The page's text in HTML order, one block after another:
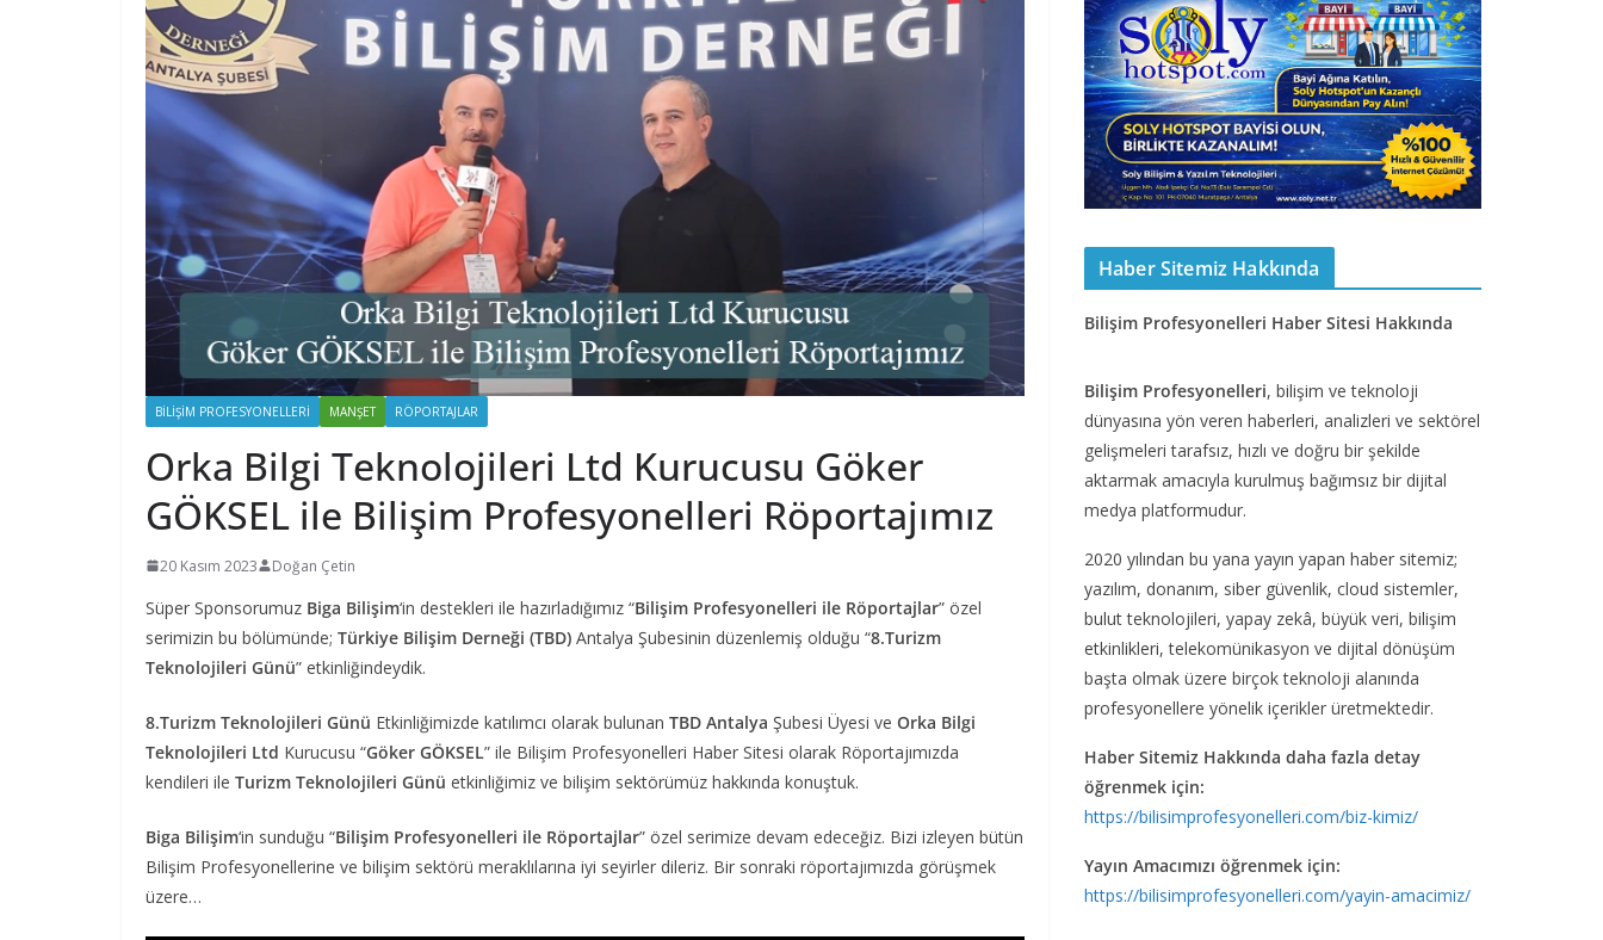
BILIŞIM PROFESYONELLERI MANŞET RÖPORTAJLAR
Orka Bilgi Teknolojileri Ltd Kurucusu Göker
GÖKSEL ile Bilişim Profesyonelleri Röportajımız
20 Kasım 2023 Doğan Çetin
Süper Sponsorumuz Biga Bilişim‘in destekleri ile hazırladığımız “Bilişim Profesyonelleri ile Röportajlar” özel
serimizin bu bölümünde; Türkiye Bilişim Derneği (TBD) Antalya Şubesinin düzenlemiş olduğu “8.Turizm
Teknolojileri Günü” etkinliğindeydik.
8.Turizm Teknolojileri Günü Etkinliğimizde katılımcı olarak bulunan TBD Antalya Şubesi Üyesi ve Orka Bilgi
Teknolojileri Ltd Kurucusu “Göker GÖKSEL” ile Bilişim Profesyonelleri Haber Sitesi olarak Röportajımızda
kendileri ile Turizm Teknolojileri Günü etkinliğimiz ve bilişim sektörümüz hakkında konuştuk.
Biga Bilişim‘in sunduğu “Bilişim Profesyonelleri ile Röportajlar” özel serimize devam edeceğiz. Bizi izleyen bütün
Bilişim Profesyonellerine ve bilişim sektörü meraklılarına iyi seyirler dileriz. Bir sonraki röportajımızda görüşmek
üzere…
Haber Sitemiz Hakkında
Bilişim Profesyonelleri Haber Sitesi Hakkında
Bilişim Profesyonelleri, bilişim ve teknoloji
dünyasına yön veren haberleri, analizleri ve sektörel
gelişmeleri tarafsız, hızlı ve doğru bir şekilde
aktarmak amacıyla kurulmuş bağımsız bir dijital
medya platformudur.
2020 yılından bu yana yayın yapan haber sitemiz;
yazılım, donanım, siber güvenlik, cloud sistemler,
bulut teknolojileri, yapay zekâ, büyük veri, bilişim
etkinlikleri, telekomünikasyon ve dijital dönüşüm
başta olmak üzere birçok teknoloji alanında
profesyonellere yönelik içerikler üretmektedir.
Haber Sitemiz Hakkında daha fazla detay
öğrenmek için:
https://bilisimprofesyonelleri.com/biz-kimiz/
Yayın Amacımızı öğrenmek için:
https://bilisimprofesyonelleri.com/yayin-amacimiz/